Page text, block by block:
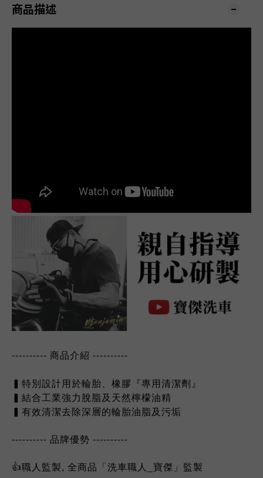
商品描述
---------- 商品介紹 ----------
▍特別設計用於輪胎、橡膠『專用清潔劑』
▍結合工業強力脫脂及天然檸檬油精
▍有效清潔去除深層的輪胎油脂及污垢
---------- 品牌優勢 ----------
👍職人監製, 全商品「洗車職人_寶傑」監製